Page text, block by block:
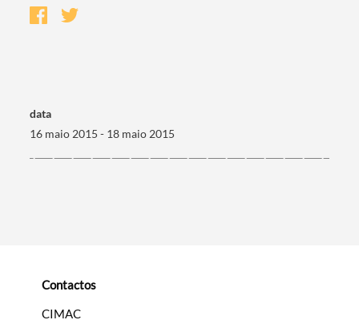
data
16 maio 2015 - 18 maio 2015
Contactos
CIMAC